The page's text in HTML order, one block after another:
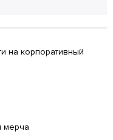
на корпоративный
мерча